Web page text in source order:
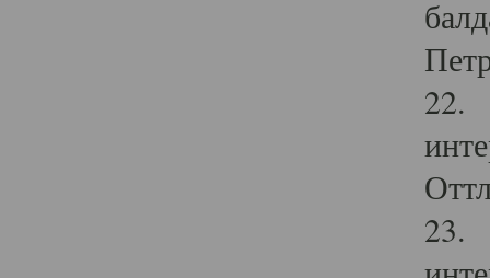
22.
23.